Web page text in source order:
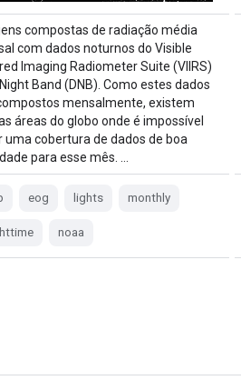
compostas de radiação média
com dados noturnos do Visible
Imaging Radiometer Suite (VIIRS)
Band (DNB). Como estes dados
mensalmente, existem
áreas do globo onde é impossível
uma cobertura de dados de boa
para esse mês. …
eog lights monthly
noaa